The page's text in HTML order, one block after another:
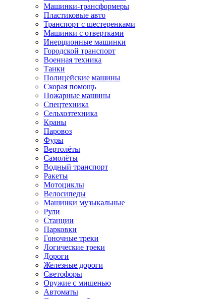
Машинки-трансформеры
Пластиковые авто
Транспорт с шестеренками
Машинки с отвертками
Инерционные машинки
Городской транспорт
Военная техника
Танки
Полицейские машины
Скорая помощь
Пожарные машины
Спецтехника
Сельхозтехника
Краны
Паровоз
Фуры
Вертолёты
Самолёты
Водный транспорт
Ракеты
Мотоциклы
Велосипеды
Машинки музыкальные
Рули
Станции
Парковки
Гоночные треки
Логические треки
Дороги
Железные дороги
Светофоры
Оружие с мишенью
Автоматы